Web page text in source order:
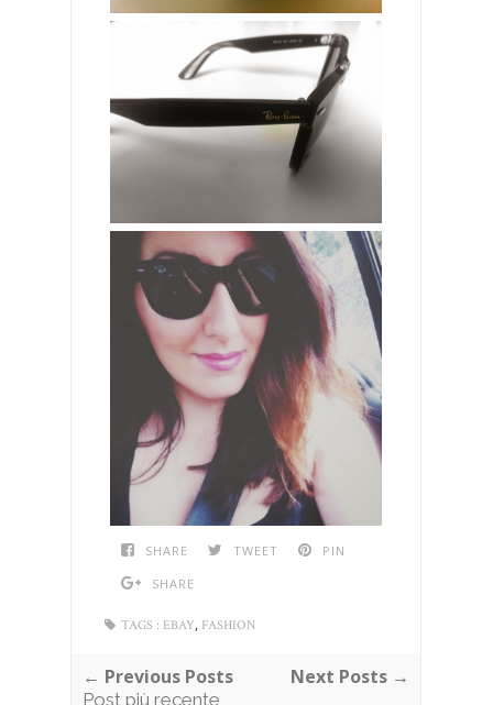
SHARE TWEET
PIN
SHARE
TAGS : EBAY, FASHION
← Previous Posts
Post più recente
Next Posts →